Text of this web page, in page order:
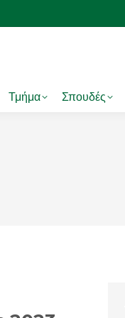
Τμήμα Σπουδές